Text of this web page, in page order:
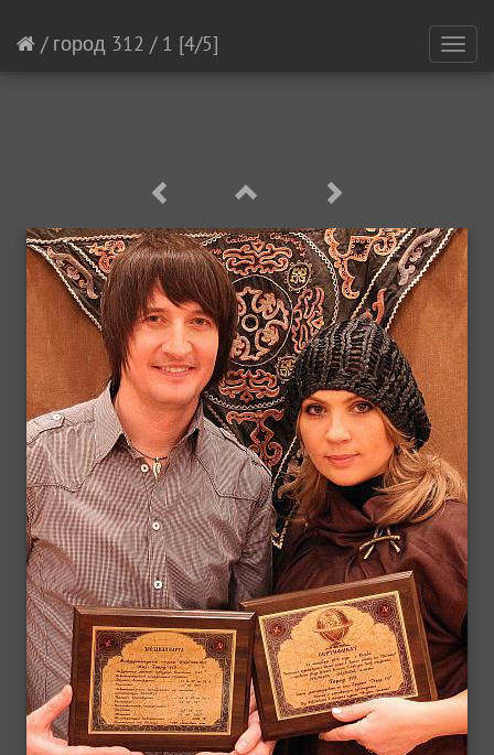
/ город 312 / 1 [4/5]